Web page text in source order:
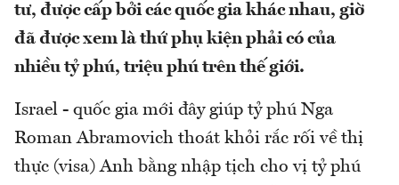
tư, được cấp bởi các quốc gia khác nhau, giờ
đã được xem là thứ phụ kiện phải có của
nhiều tỷ phú, triệu phú trên thế giới.
Israel - quốc gia mới đây giúp tỷ phú Nga
Roman Abramovich thoát khỏi rắc rối về thị
thực (visa) Anh bằng nhập tịch cho vị tỷ phú